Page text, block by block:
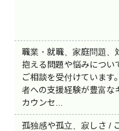
職業・就職、家庭問題、
抱える問題や悩みについ
ご相談を受付けています
者への支援経験が豊富な
カウンセ...
孤独感や孤立、寂しさ /